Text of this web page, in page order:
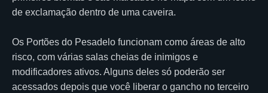
de exclamação dentro de uma caveira.
Os Portões do Pesadelo funcionam como áreas de alto
risco, com várias salas cheias de inimigos e
modificadores ativos. Alguns deles só poderão ser
acessados depois que você liberar o gancho no terceiro